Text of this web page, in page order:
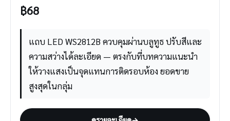
฿68
แถบ LED WS2812B ควบคุมผ่านบลูทูธ ปรับสีและ
ความสว่างได้ละเอียด — ตรงกับที่บทความแนะนำ
ให้วางแสงเป็นจุดแทนการติดรอบห้อง ยอดขาย
สูงสุดในกลุ่ม